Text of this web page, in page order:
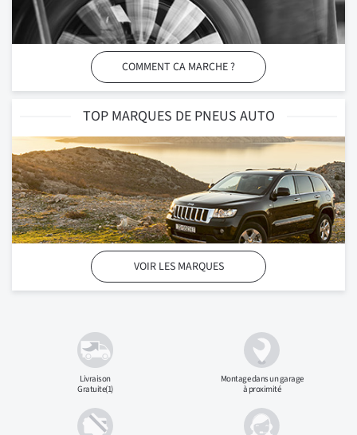
COMMENT CA MARCHE ?
TOP MARQUES DE PNEUS AUTO
VOIR LES MARQUES
Livraison
Gratuite(1)
Montage dans ungarage
à proximité